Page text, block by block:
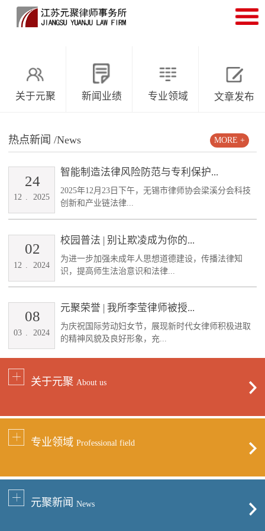
关于元聚 新闻业绩 专业领域 文章发布
热点新闻 /News
智能制造法律风险防范与专利保护...
2025年12月23日下午，无锡市律师协会梁溪分会科技
创新和产业链法律...
12 . 2025
24
校园普法 | 别让欺凌成为你的...
为进一步加强未成年人思想道德建设，传播法律知
识，提高师生法治意识和法律...
12 2024
02
元聚荣誉 | 我所李莹律师被授...
为庆祝国际劳动妇女节，展现新时代女律师积极进取
的精神风貌及良好形象，充...
03 2024
08
MORE +
关于元聚 About us
专业领域 Professional field
元聚新闻 News